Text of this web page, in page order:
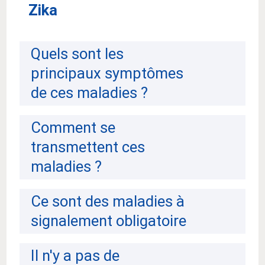
Zika
Quels sont les
principaux symptômes
de ces maladies ?
Comment se
transmettent ces
maladies ?
Ce sont des maladies à
signalement obligatoire
Il n'y a pas de